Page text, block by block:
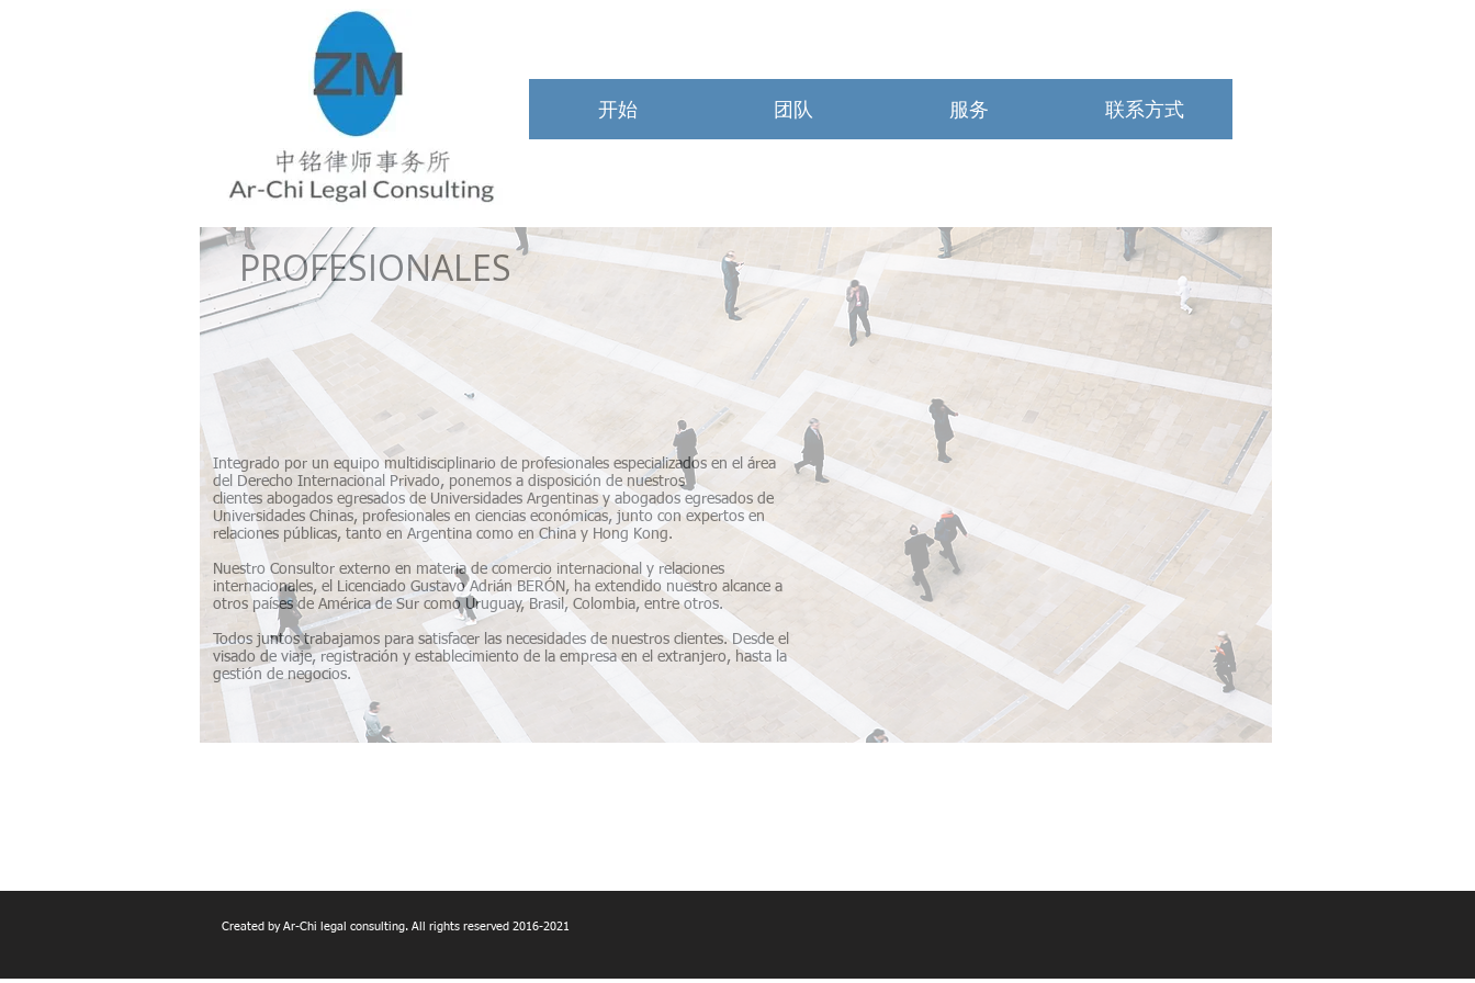
开始 团队 服务 联系方式
PROFESIONALES
​ABOGADOS-CONTADORES-AUDITORES-
COMERCIO INTERNACIONAL Y RELACIONES
INTERNACIONALES- RECURSOS HUMANOS
Integrado por un equipo multidisciplinario de profesionales especializados en el área
del Derecho Internacional Privado, ponemos a disposición de nuestros
clientes abogados egresados de Universidades Argentinas y abogados egresados de
Universidades Chinas, profesionales en ciencias económicas, junto con expertos en
relaciones públicas, tanto en Argentina como en China y Hong Kong.
Nuestro Consultor externo en materia de comercio internacional y relaciones
internacionales, el Licenciado Gustavo Adrián BERÓN, ha extendido nuestro alcance a
otros países de América de Sur como Uruguay, Brasil, Colombia, entre otros.
Todos juntos trabajamos para satisfacer las necesidades de nuestros clientes. Desde el
visado de viaje, registración y establecimiento de la empresa en el extranjero, hasta la
gestión de negocios.
Created by Ar-Chi legal consulting. All rights reserved 2016-2021